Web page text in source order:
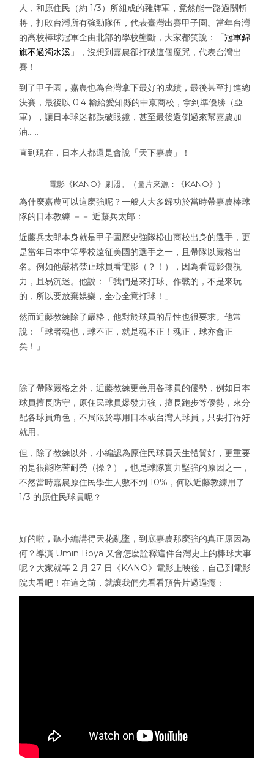
人，和原住民（約 1/3）所組成的雜牌軍，竟然能一路過關斬
將，打敗台灣所有強勁隊伍，代表臺灣出賽甲子園。當年台灣
的高校棒球冠軍全由北部的學校壟斷，大家都笑說：「冠軍錦
旗不過濁水溪 」，沒想到嘉農卻打破這個魔咒，代表台灣出
賽！
到了甲子園，嘉農也為台灣拿下最好的成績，最後甚至打進總
決賽，最後以 0:4 輸給愛知縣的中京商校，拿到準優勝（亞
軍），讓日本球迷都跌破眼鏡，甚至最後還倒過來幫嘉農加
油……
直到現在，日本人都還是會說「天下嘉農」！
電影《KANO》劇照。（圖片來源：《KANO》）
為什麼嘉農可以這麼強呢？一般人大多歸功於當時帶嘉農棒球
隊的日本教練 －－ 近藤兵太郎：
近藤兵太郎本身就是甲子園歷史強隊松山商校出身的選手，更
是當年日本中等學校遠征美國的選手之一，且帶隊以嚴格出
名。例如他嚴格禁止球員看電影（？！），因為看電影傷視
力，且易沉迷。他說：「我們是來打球、作戰的，不是來玩
的，所以要放棄娛樂，全心全意打球！」
然而近藤教練除了嚴格，他對於球員的品性也很要求。他常
說：「球者魂也，球不正，就是魂不正！魂正，球亦會正
矣！」
除了帶隊嚴格之外，近藤教練更善用各球員的優勢，例如日本
球員擅長防守，原住民球員爆發力強，擅長跑步等優勢，來分
配各球員角色，不局限於專用日本或台灣人球員，只要打得好
就用。
但，除了教練以外，小編認為原住民球員天生體質好，更重要
的是很能吃苦耐勞（操？），也是球隊實力堅強的原因之一，
不然當時嘉農原住民學生人數不到 10%，何以近藤教練用了
1/3 的原住民球員呢？
好的啦，聽小編講得天花亂墜，到底嘉農那麼強的真正原因為
何？導演 Umin Boya 又會怎麼詮釋這件台灣史上的棒球大事
呢？大家就等 2 月 27 日《KANO》電影上映後，自己到電影
院去看吧！在這之前，就讓我們先看看預告片過過癮：